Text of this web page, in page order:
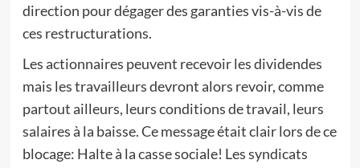
direction pour dégager des garanties vis-à-vis de
ces restructurations.
Les actionnaires peuvent recevoir les dividendes
mais les travailleurs devront alors revoir, comme
partout ailleurs, leurs conditions de travail, leurs
salaires à la baisse. Ce message était clair lors de ce
blocage: Halte à la casse sociale! Les syndicats